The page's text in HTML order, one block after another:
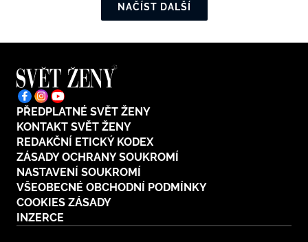
NAČÍST DALŠÍ
PŘEDPLATNÉ SVĚT ŽENY
KONTAKT SVĚT ŽENY
REDAKČNÍ ETICKÝ KODEX
ZÁSADY OCHRANY SOUKROMÍ
NASTAVENÍ SOUKROMÍ
VŠEOBECNÉ OBCHODNÍ PODMÍNKY
COOKIES ZÁSADY
INZERCE